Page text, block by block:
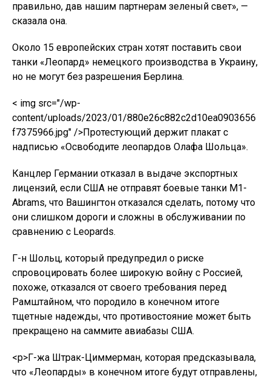
правильно, дав нашим партнерам зеленый свет», —
сказала она.
Около 15 европейских стран хотят поставить свои
танки «Леопард» немецкого производства в Украину,
но не могут без разрешения Берлина.
< img src="/wp-
content/uploads/2023/01/880e26c882c2d10ea0903656
f7375966.jpg" />Протестующий держит плакат с
надписью «Освободите леопардов Олафа Шольца».
Канцлер Германии отказал в выдаче экспортных
лицензий, если США не отправят боевые танки M1-
Abrams, что Вашингтон отказался сделать, потому что
они слишком дороги и сложны в обслуживании по
сравнению с Leopards.
Г-н Шольц, который предупредил о риске
спровоцировать более широкую войну с Россией,
похоже, отказался от своего требования перед
Рамштайном, что породило в конечном итоге
тщетные надежды, что противостояние может быть
прекращено на саммите авиабазы ​​​​США.
<р>Г-жа Штрак-Циммерман, которая предсказывала,
что «Леопарды» в конечном итоге будут отправлены,